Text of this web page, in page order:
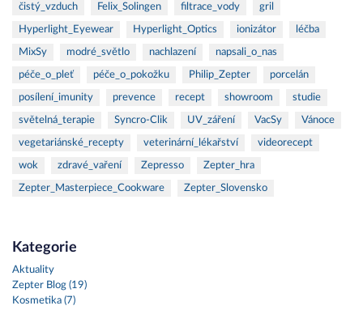
čistý_vzduch Felix_Solingen filtrace_vody gril
Hyperlight_Eyewear Hyperlight_Optics ionizátor léčba
MixSy modré_světlo nachlazení napsali_o_nas
péče_o_pleť péče_o_pokožku Philip_Zepter porcelán
posílení_imunity prevence recept showroom studie
světelná_terapie Syncro-Clik UV_záření VacSy Vánoce
vegetariánské_recepty veterinární_lékařství videorecept
wok zdravé_vaření Zepresso Zepter_hra
Zepter_Masterpiece_Cookware Zepter_Slovensko
Kategorie
Aktuality
Zepter Blog (19)
Kosmetika (7)